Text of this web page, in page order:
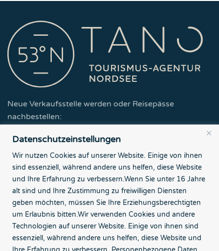
Datenschutzeinstellungen
Wir nutzen Cookies auf unserer Website. Einige von ihnen
sind essenziell, während andere uns helfen, diese Website
und Ihre Erfahrung zu verbessern.Wenn Sie unter 16 Jahre
alt sind und Ihre Zustimmung zu freiwilligen Diensten
geben möchten, müssen Sie Ihre Erziehungsberechtigten
um Erlaubnis bitten.Wir verwenden Cookies und andere
Technologien auf unserer Website. Einige von ihnen sind
essenziell, während andere uns helfen, diese Website und
Neue Verkaufsstelle werden oder Reisepässe
nachbestellen:
Zur Partner-Seite
Tourismus-Agentur Nordsee GmbH
Börsenstr. 7
26382 Wilhelmshaven
Kontakt
Impressum